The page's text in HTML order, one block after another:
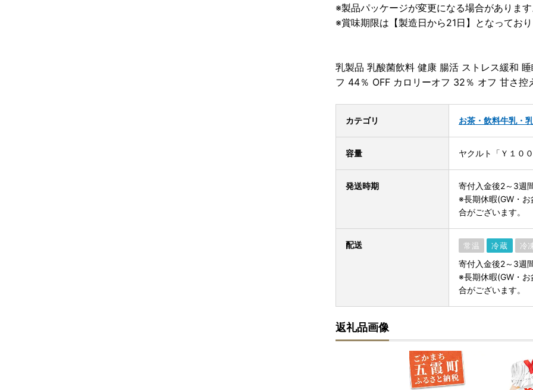
※製品パッケージが変更になる場合がありま
※賞味期限は【製造日から21日】となってお
乳製品 乳酸菌飲料 健康 腸活 ストレス緩和
フ 44％ OFF カロリーオフ 32％ オフ 甘さ
カテゴリ お茶・飲料牛乳・
容量 ヤクルト「Ｙ１０
発送時期
寄付入金後2～3週
※長期休暇(GW・
合がございます。
配送 常温 冷蔵 冷
寄付入金後2～3週
※長期休暇(GW・
合がございます。
返礼品画像